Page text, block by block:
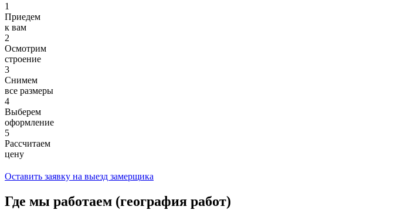
1
Приедем
к вам
2
Осмотрим
строение
3
Снимем
все размеры
4
Выберем
оформление
5
Рассчитаем
цену
Оставить заявку на выезд замерщика
Где мы работаем (география работ)